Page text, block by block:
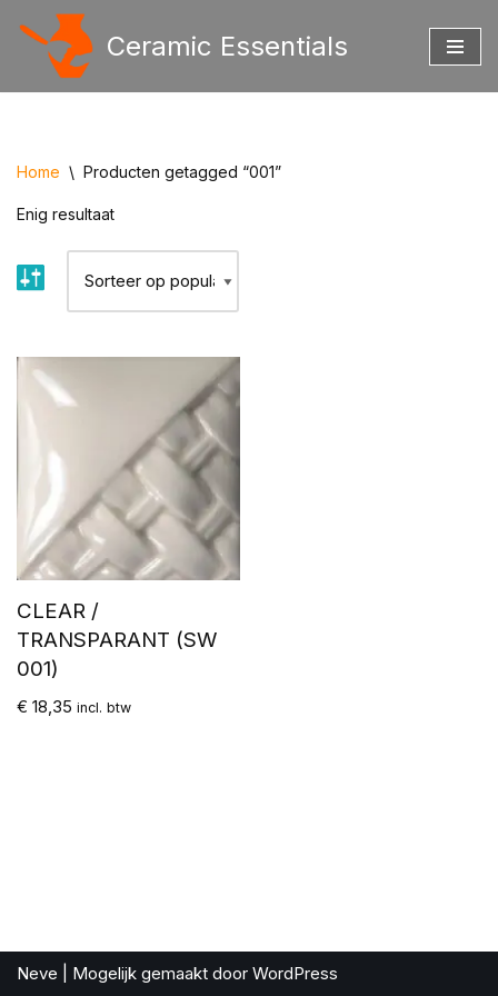
Ceramic Essentials
Home \ Producten getagged “001”
Enig resultaat
CLEAR /
TRANSPARANT (SW
001)
€ 18,35 incl. btw
Neve | Mogelijk gemaakt door WordPress